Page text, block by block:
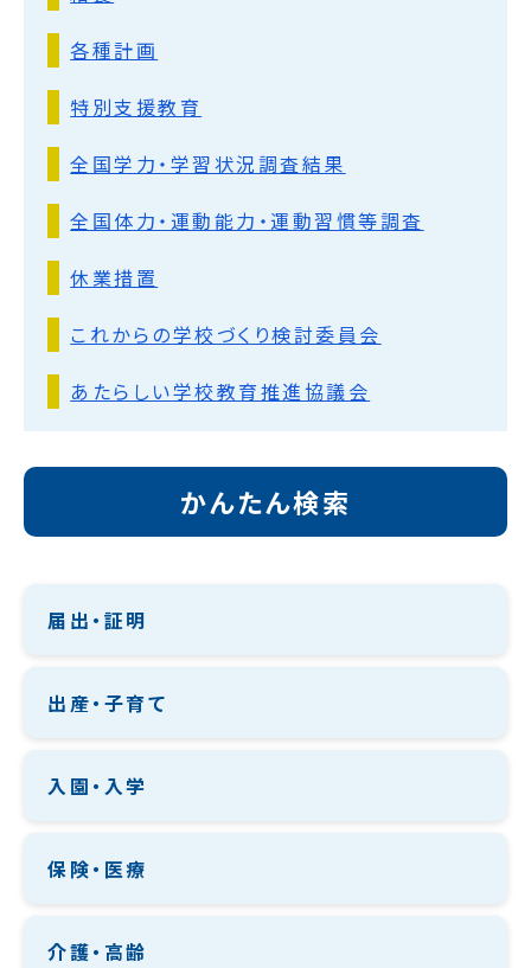
各種計画
特別支援教育
全国学力・学習状況調査結果
全国体力・運動能力・運動習慣等調査
休業措置
これからの学校づくり検討委員会
あたらしい学校教育推進協議会
かんたん検索
届出・証明
出産・子育て
入園・入学
保険・医療
介護・高齢